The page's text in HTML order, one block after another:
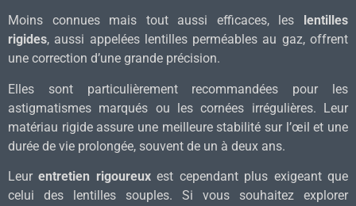
Moins connues mais tout aussi efficaces, les
lentilles
rigides, aussi appelées lentilles perméables au gaz, offrent
une correction d’une grande précision.
Elles sont particulièrement recommandées pour les
astigmatismes marqués ou les cornées irrégulières. Leur
matériau rigide assure une meilleure stabilité sur l’œil et une
durée de vie prolongée, souvent de un à deux ans.
Leurentretien rigoureuxest cependant plus exigeant que
celui des lentilles souples. Si vous souhaitez explorer